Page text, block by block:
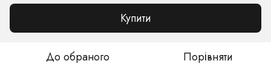
Купити
До обраного Порівняти